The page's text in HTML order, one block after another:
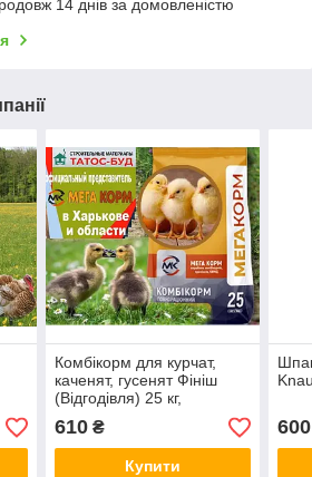
14 днів за домовленістю
Комбікорм для курчат,
каченят, гусенят Фініш
(Відгодівля) 25 кг,
МегаКорм
610₴
Купити
600